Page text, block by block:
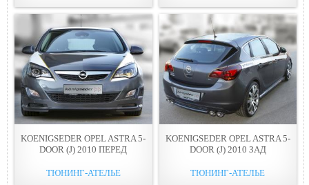
KOENIGSEDER OPEL ASTRA 5-
DOOR (J) 2010 ПЕРЕД
ТЮНИНГ-АТЕЛЬЕ
KOENIGSEDER OPEL ASTRA 5-
DOOR (J) 2010 ЗАД
ТЮНИНГ-АТЕЛЬЕ